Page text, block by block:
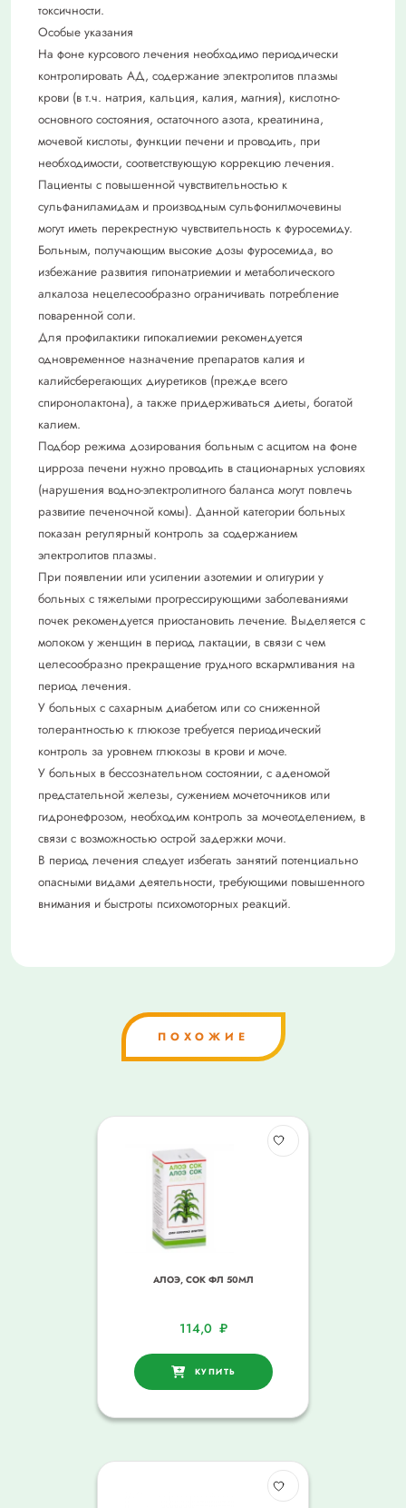
токсичности.
Особые указания
На фоне курсового лечения необходимо периодически
контролировать АД, содержание электролитов плазмы
крови (в т.ч. натрия, кальция, калия, магния), кислотно-
основного состояния, остаточного азота, креатинина,
мочевой кислоты, функции печени и проводить, при
необходимости, соответствующую коррекцию лечения.
Пациенты с повышенной чувствительностью к
сульфаниламидам и производным сульфонилмочевины
могут иметь перекрестную чувствительность к фуросемиду.
Больным, получающим высокие дозы фуросемида, во
избежание развития гипонатриемии и метаболического
алкалоза нецелесообразно ограничивать потребление
поваренной соли.
Для профилактики гипокалиемии рекомендуется
одновременное назначение препаратов калия и
калийсберегающих диуретиков (прежде всего
спиронолактона), а также придерживаться диеты, богатой
калием.
Подбор режима дозирования больным с асцитом на фоне
цирроза печени нужно проводить в стационарных условиях
(нарушения водно-электролитного баланса могут повлечь
развитие печеночной комы). Данной категории больных
показан регулярный контроль за содержанием
электролитов плазмы.
При появлении или усилении азотемии и олигурии у
больных с тяжелыми прогрессирующими заболеваниями
почек рекомендуется приостановить лечение. Выделяется с
молоком у женщин в период лактации, в связи с чем
целесообразно прекращение грудного вскармливания на
период лечения.
У больных с сахарным диабетом или со сниженной
толерантностью к глюкозе требуется периодический
контроль за уровнем глюкозы в крови и моче.
У больных в бессознательном состоянии, с аденомой
предстательной железы, сужением мочеточников или
гидронефрозом, необходим контроль за мочеотделением, в
связи с возможностью острой задержки мочи.
В период лечения следует избегать занятий потенциально
опасными видами деятельности, требующими повышенного
внимания и быстроты психомоторных реакций.
ПОХОЖИЕ
АЛОЭ, СОК ФЛ 50МЛ
114,0 ₽
КУПИТЬ